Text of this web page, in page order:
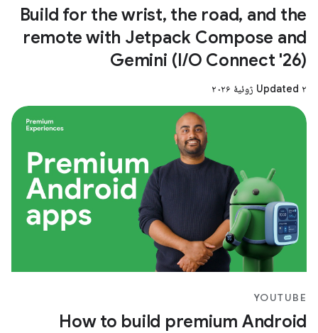
Build for the wrist, the road, and the
remote with Jetpack Compose and
Gemini (I/O Connect '26)
Updated ۲ ژوئیهٔ ۲۰۲۶
YOUTUBE
How to build premium Android